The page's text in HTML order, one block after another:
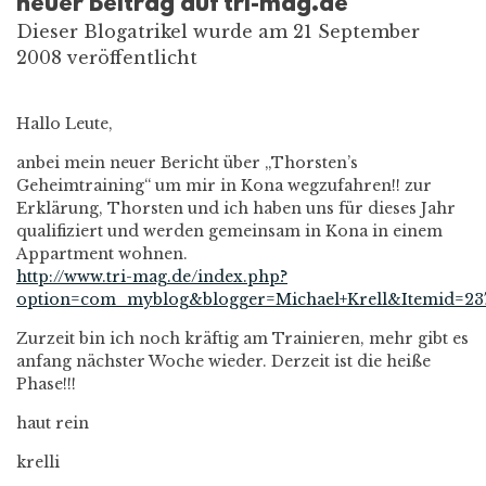
Dieser Blogatrikel wurde am 21 September
2008 veröffentlicht
Hallo Leute,
anbei mein neuer Bericht über „Thorsten’s
Geheimtraining“ um mir in Kona wegzufahren!! zur
Erklärung, Thorsten und ich haben uns für dieses Jahr
qualifiziert und werden gemeinsam in Kona in einem
Appartment wohnen.
http://www.tri-mag.de/index.php?
Zurzeit bin ich noch kräftig am Trainieren, mehr gibt es
anfang nächster Woche wieder. Derzeit ist die heiße
Phase!!!
haut rein
krelli